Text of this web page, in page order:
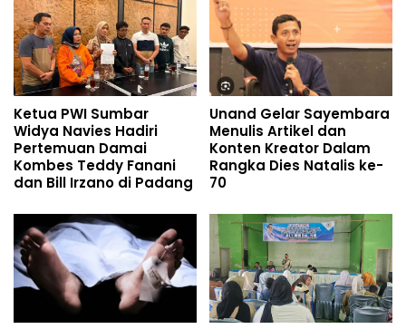
Ketua PWI Sumbar
Widya Navies Hadiri
Pertemuan Damai
Kombes Teddy Fanani
dan Bill Irzano di Padang
Unand Gelar Sayembara
Menulis Artikel dan
Konten Kreator Dalam
Rangka Dies Natalis ke-
70